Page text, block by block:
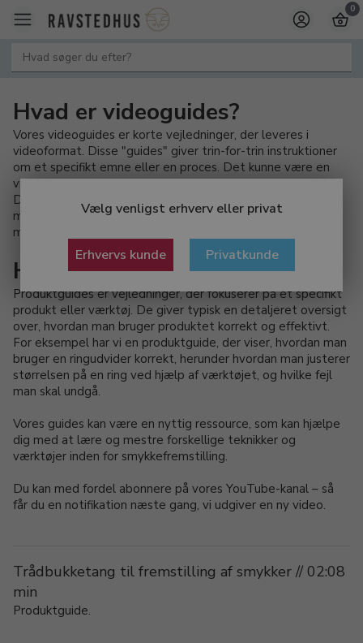
Vælg venligst erhverv eller privat
Erhvervs kunde Privatkunde
0
Hvad er videoguides?
Vores videoguides er korte vejledninger, der leveres i
videoformat. Disse "guides" giver trin-for-trin instruktioner
om et specifikt emne eller en proces. Det kunne være en
videoguide, der demonstrerer brugen af Art Clay Silver.
Disse videoer viser teknikker, tips og tricks, samt hvordan
man opnår bestemte resultater ved at arbejde med
materialet.
Hvad er produktguides?
Produktguides er vejledninger, der fokuserer på et specifikt
produkt eller værktøj. De giver typisk en detaljeret oversigt
over, hvordan man bruger produktet korrekt og effektivt.
For eksempel har vi en produktguide, der viser, hvordan man
bruger en ringudvider korrekt, herunder hvordan man justerer
størrelsen på en ring ved hjælp af værktøjet, og hvilke fejl
man skal undgå.
Vores guides kan være en nyttig ressource, som kan hjælpe
dig med at lære og mestre forskellige teknikker og
værktøjer inden for smykkefremstilling.
Du kan med fordel abonnere på vores YouTube-kanal – så
får du en notifikation næste gang, vi udgiver en ny video.
Trådbukketang til fremstilling af smykker // 02:08
min
Produktguide.